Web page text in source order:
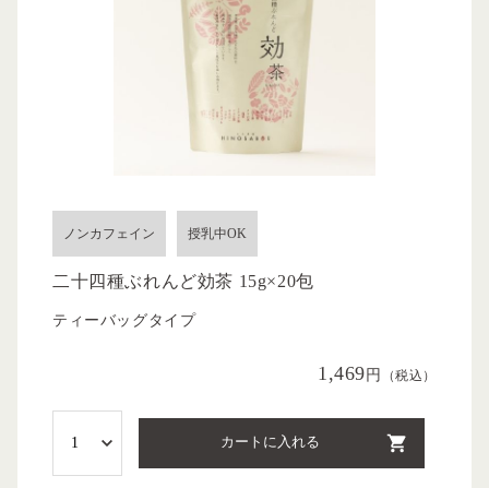
ノンカフェイン 授乳中OK
二十四種ぶれんど効茶 15g×20包
ティーバッグタイプ
1,469 円 （税込）
カートに入れる